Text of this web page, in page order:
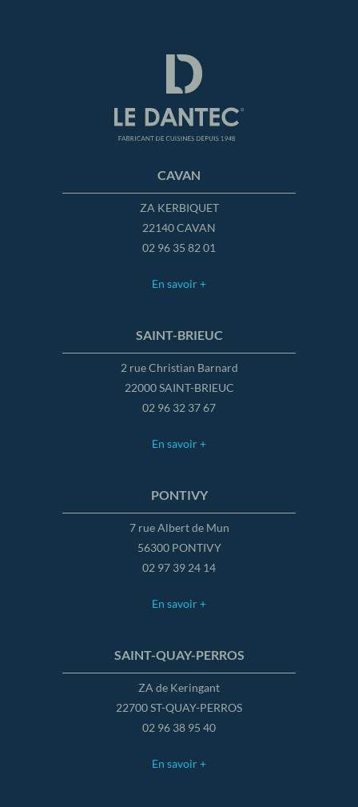
CAVAN
ZA KERBIQUET
22140 CAVAN
02 96 35 82 01
En savoir +
SAINT-BRIEUC
2 rue Christian Barnard
22000 SAINT-BRIEUC
02 96 32 37 67
En savoir +
PONTIVY
7 rue Albert de Mun
56300 PONTIVY
02 97 39 24 14
En savoir +
SAINT-QUAY-PERROS
ZA de Keringant
22700 ST-QUAY-PERROS
02 96 38 95 40
En savoir +